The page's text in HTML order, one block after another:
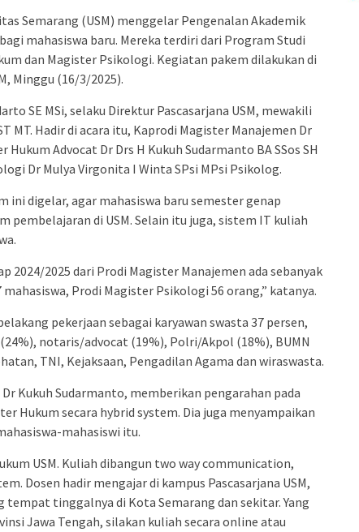
Semarang (USM) menggelar Pengenalan Akademik
mahasiswa baru. Mereka terdiri dari Program Studi
dan Magister Psikologi. Kegiatan pakem dilakukan di
Minggu (16/3/2025).
SE MSi, selaku Direktur Pascasarjana USM, mewakili
MT. Hadir di acara itu, Kaprodi Magister Manajemen Dr
Hukum Advocat Dr Drs H Kukuh Sudarmanto BA SSos SH
Dr Mulya Virgonita I Winta SPsi MPsi Psikolog.
ini digelar, agar mahasiswa baru semester genap
pembelajaran di USM. Selain itu juga, sistem IT kuliah
2024/2025 dari Prodi Magister Manajemen ada sebanyak
Prodi Magister Psikologi 56 orang,” katanya.
pekerjaan sebagai karyawan swasta 37 persen,
notaris/advocat (19%), Polri/Akpol (18%), BUMN
TNI, Kejaksaan, Pengadilan Agama dan wiraswasta.
Kukuh Sudarmanto, memberikan pengarahan pada
Hukum secara hybrid system. Dia juga menyampaikan
mahasiswi itu.
USM. Kuliah dibangun two way communication,
Dosen hadir mengajar di kampus Pascasarjana USM,
tempat tinggalnya di Kota Semarang dan sekitar. Yang
Jawa Tengah, silakan kuliah secara online atau